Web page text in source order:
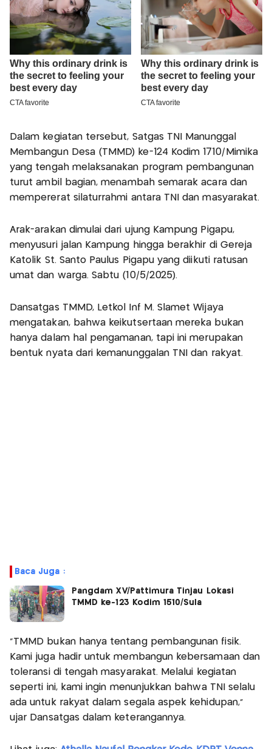
Dalam kegiatan tersebut, Satgas TNI Manunggal
Membangun Desa (TMMD) ke-124 Kodim 1710/Mimika
yang tengah melaksanakan program pembangunan
turut ambil bagian, menambah semarak acara dan
mempererat silaturrahmi antara TNI dan masyarakat.
Arak-arakan dimulai dari ujung Kampung Pigapu,
menyusuri jalan Kampung hingga berakhir di Gereja
Katolik St. Santo Paulus Pigapu yang diikuti ratusan
umat dan warga. Sabtu (10/5/2025).
Dansatgas TMMD, Letkol Inf M. Slamet Wijaya
mengatakan, bahwa keikutsertaan mereka bukan
hanya dalam hal pengamanan, tapi ini merupakan
bentuk nyata dari kemanunggalan TNI dan rakyat.
Baca Juga :
Pangdam XV/Pattimura Tinjau Lokasi
TMMD ke-123 Kodim 1510/Sula
“TMMD bukan hanya tentang pembangunan fisik.
Kami juga hadir untuk membangun kebersamaan dan
toleransi di tengah masyarakat. Melalui kegiatan
seperti ini, kami ingin menunjukkan bahwa TNI selalu
ada untuk rakyat dalam segala aspek kehidupan,”
ujar Dansatgas dalam keterangannya.